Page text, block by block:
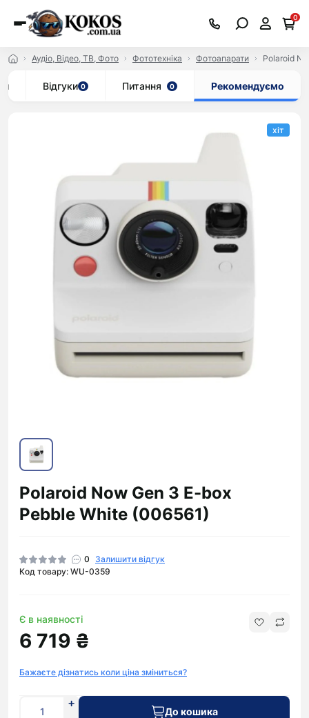
0
Аудіо, Відео, ТВ, Фото Фототехніка Фотоапарати Polaroid
Відгуки 0 Питання 0 Рекомендуємо
хіт
Polaroid Now Gen 3 E-box
Pebble White (006561)
0
Залишити відгук
Код товару: WU-0359
Є в наявності
6 719 ₴
Бажаєте дізнатись коли ціна зміниться?
До кошика